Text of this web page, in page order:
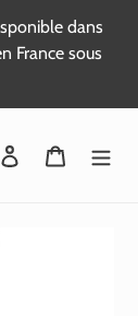
dans
France sous
Se connecter
Panier